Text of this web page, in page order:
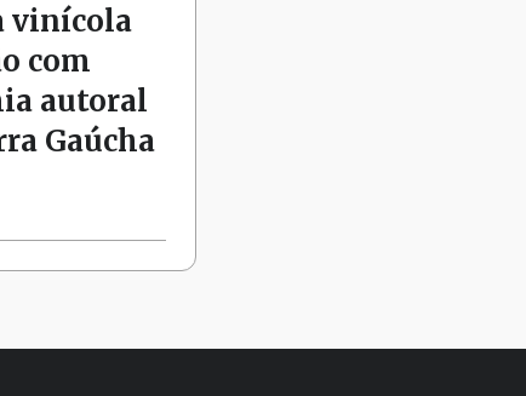
vinícola
com
autoral
Gaúcha